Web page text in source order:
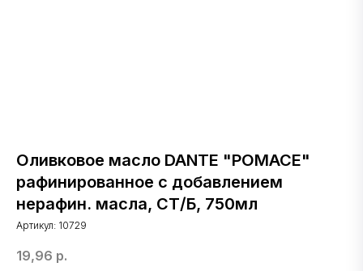
Оливковое масло DANTE "POMACE"
рафинированное c добавлением
нерафин. масла, СТ/Б, 750мл
Артикул: 10729
19,96 р.